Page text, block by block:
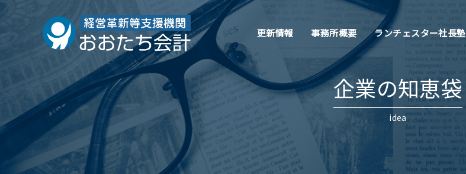
更新情報 事務所概要 ランチェスター社長塾
企業の知恵袋
idea